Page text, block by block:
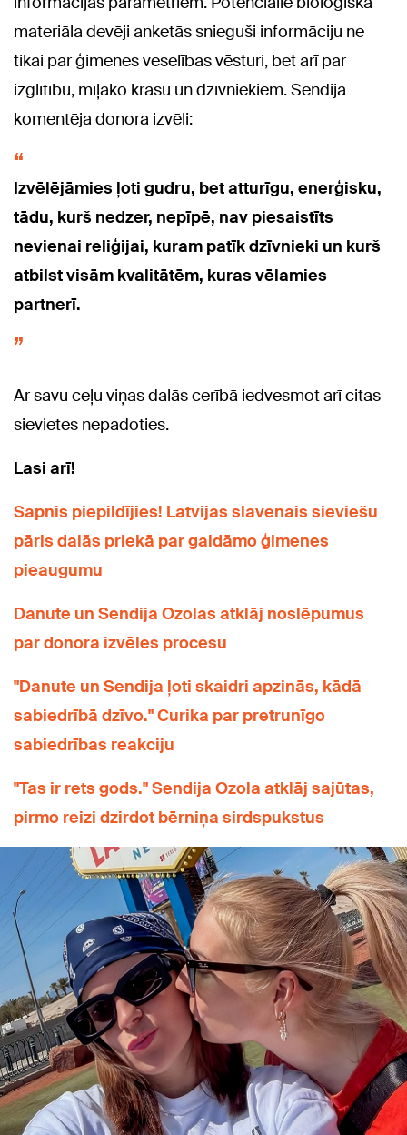
materiāla devēji anketās snieguši informāciju ne
tikai par ģimenes veselības vēsturi, bet arī par
izglītību, mīļāko krāsu un dzīvniekiem. Sendija
komentēja donora izvēli:
Izvēlējāmies ļoti gudru, bet atturīgu, enerģisku,
tādu, kurš nedzer, nepīpē, nav piesaistīts
nevienai reliģijai, kuram patīk dzīvnieki un kurš
atbilst visām kvalitātēm, kuras vēlamies
partnerī.
Ar savu ceļu viņas dalās cerībā iedvesmot arī citas
sievietes nepadoties.
Lasi arī!
Sapnis piepildījies! Latvijas slavenais sieviešu
pāris dalās priekā par gaidāmo ģimenes
pieaugumu
Danute un Sendija Ozolas atklāj noslēpumus
par donora izvēles procesu
"Danute un Sendija ļoti skaidri apzinās, kādā
sabiedrībā dzīvo." Curika par pretrunīgo
sabiedrības reakciju
"Tas ir rets gods." Sendija Ozola atklāj sajūtas,
pirmo reizi dzirdot bērniņa sirdspukstus